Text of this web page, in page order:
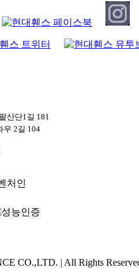
산단1길 181
우 2길 104
CO.,LTD. | All Rights